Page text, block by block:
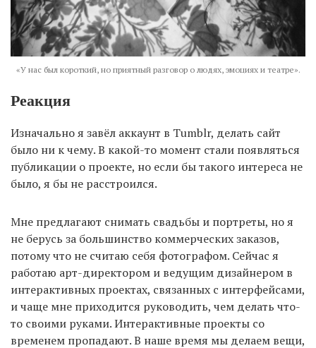
«У нас был короткий, но приятный разговор о людях, эмоциях и театре».
Реакция
Изначально я завёл аккаунт в Tumblr, делать сайт
было ни к чему. В какой-то момент стали появляться
публикации о проекте, но если бы такого интереса не
было, я бы не расстроился.
Мне предлагают снимать свадьбы и портреты, но я
не берусь за большинство коммерческих заказов,
потому что не считаю себя фотографом. Сейчас я
работаю арт-директором и ведущим дизайнером в
интерактивных проектах, связанных с интерфейсами,
и чаще мне приходится руководить, чем делать что-
то своими руками. Интерактивные проекты со
временем пропадают. В наше время мы делаем вещи,